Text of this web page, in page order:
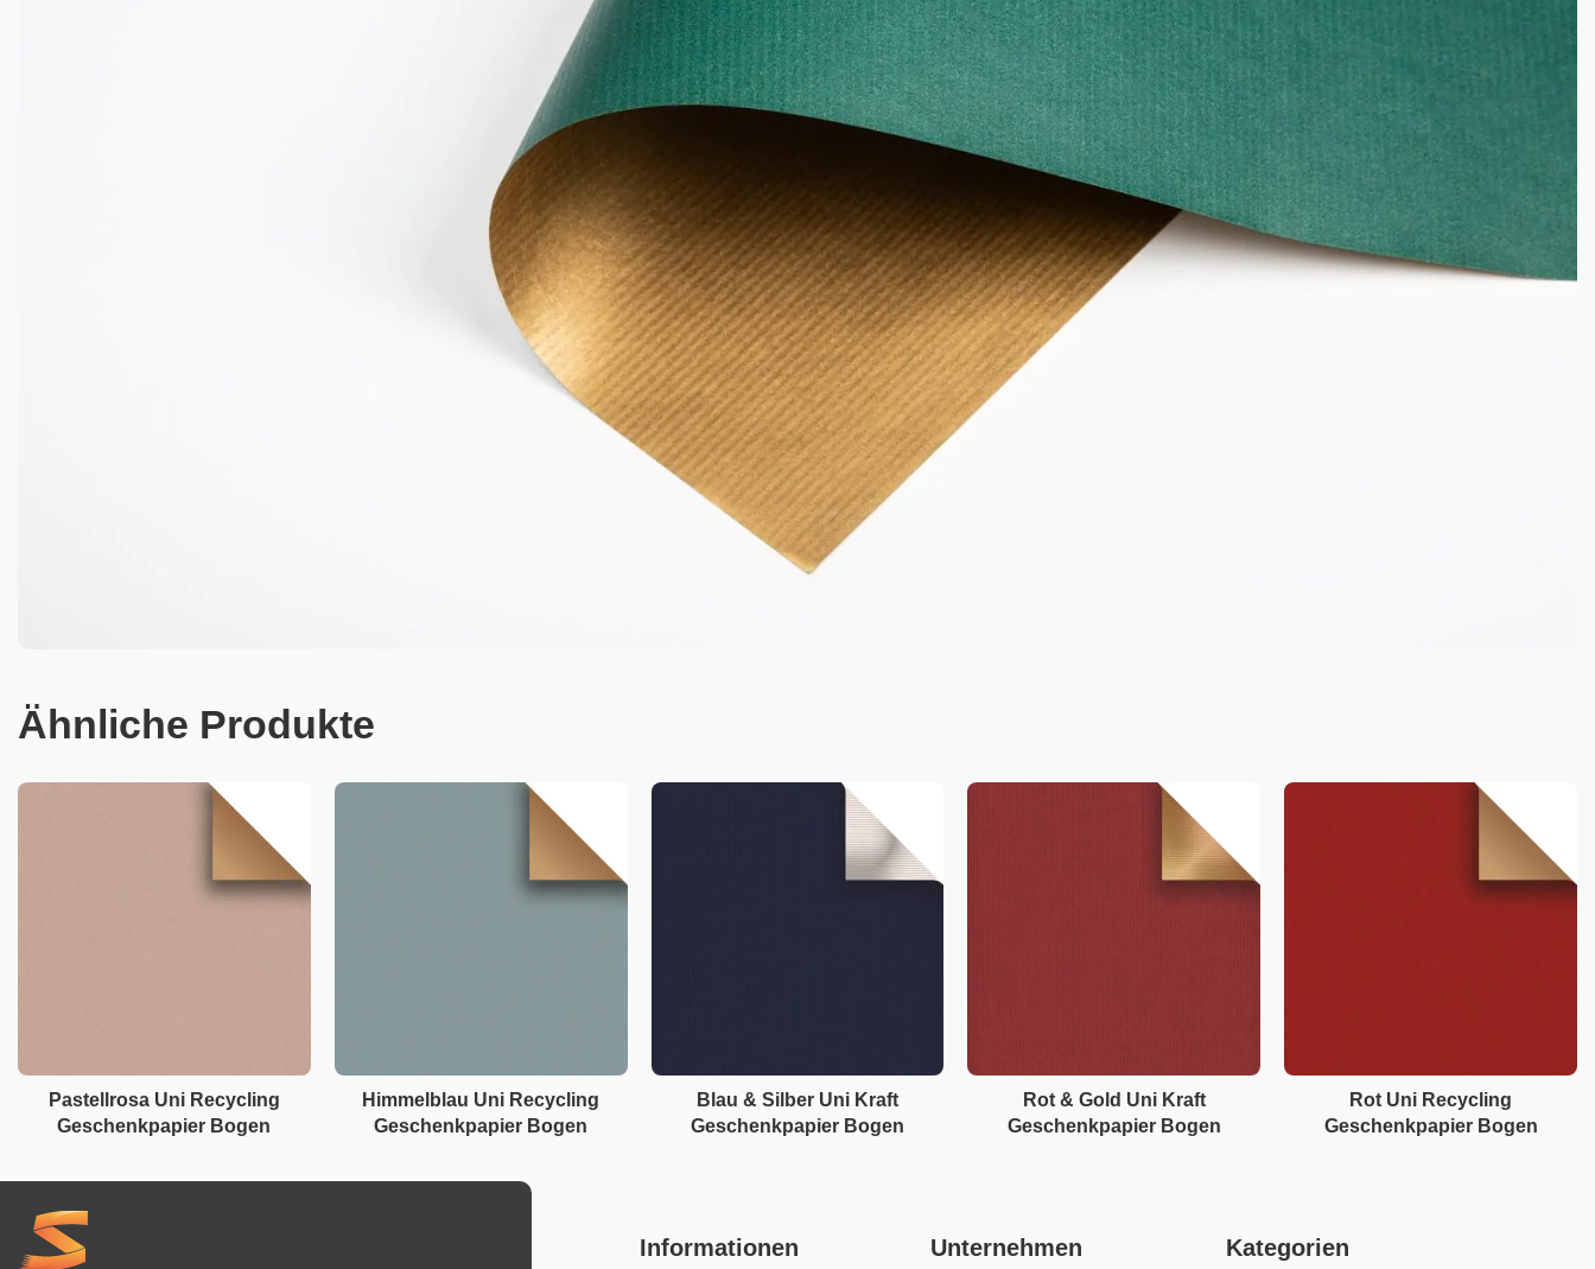
Ähnliche Produkte
Pastellrosa Uni Recycling
Geschenkpapier Bogen
Himmelblau Uni Recycling
Geschenkpapier Bogen
Blau & Silber Uni Kraft
Geschenkpapier Bogen
Rot & Gold Uni Kraft
Geschenkpapier Bogen
Rot Uni Recycling
Geschenkpapier Bogen
Informationen Unternehmen Kategorien